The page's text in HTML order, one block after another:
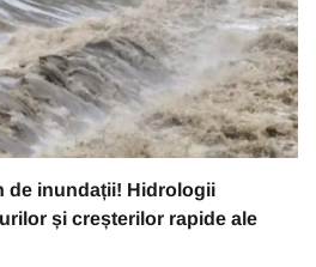
de inundații! Hidrologii
și creșterilor rapide ale